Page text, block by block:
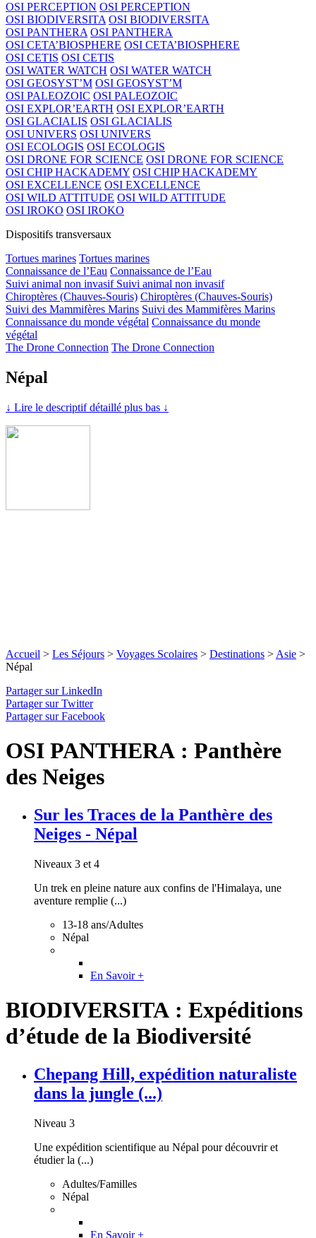
OSI PERCEPTION OSI PERCEPTION
OSI BIODIVERSITA OSI BIODIVERSITA
OSI PANTHERA OSI PANTHERA
OSI CETA’BIOSPHERE OSI CETA’BIOSPHERE
OSI CETIS OSI CETIS
OSI WATER WATCH OSI WATER WATCH
OSI GEOSYST’M OSI GEOSYST’M
OSI PALEOZOIC OSI PALEOZOIC
OSI EXPLOR’EARTH OSI EXPLOR’EARTH
OSI GLACIALIS OSI GLACIALIS
OSI UNIVERS OSI UNIVERS
OSI ECOLOGIS OSI ECOLOGIS
OSI DRONE FOR SCIENCE OSI DRONE FOR SCIENCE
OSI CHIP HACKADEMY OSI CHIP HACKADEMY
OSI EXCELLENCE OSI EXCELLENCE
OSI WILD ATTITUDE OSI WILD ATTITUDE
OSI IROKO OSI IROKO
Dispositifs transversaux
Tortues marines Tortues marines
Connaissance de l’Eau Connaissance de l’Eau
Suivi animal non invasif Suivi animal non invasif
Chiroptères (Chauves-Souris) Chiroptères (Chauves-Souris)
Suivi des Mammifères Marins Suivi des Mammifères Marins
Connaissance du monde végétal Connaissance du monde
végétal
The Drone Connection The Drone Connection
Népal
↓ Lire le descriptif détaillé plus bas ↓
Accueil > Les Séjours > Voyages Scolaires > Destinations > Asie >
Népal
Partager sur LinkedIn
Partager sur Twitter
Partager sur Facebook
OSI PANTHERA : Panthère
des Neiges
Sur les Traces de la Panthère des
Neiges - Népal
Niveaux 3 et 4
Un trek en pleine nature aux confins de l'Himalaya, une
aventure remplie (...)
13-18 ans/Adultes
Népal
En Savoir +
BIODIVERSITA : Expéditions
d’étude de la Biodiversité
Chepang Hill, expédition naturaliste
dans la jungle (...)
Niveau 3
Une expédition scientifique au Népal pour découvrir et
étudier la (...)
Adultes/Familles
Népal
En Savoir +